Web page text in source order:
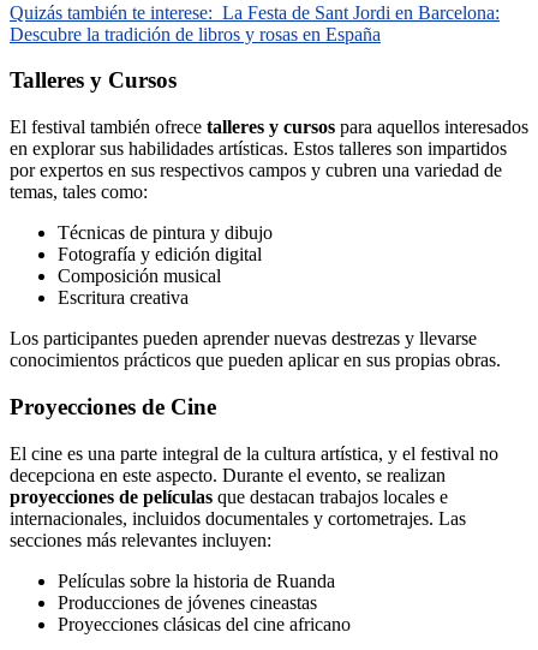
Quizás también te interese: La Festa de Sant Jordi en Barcelona:
Descubre la tradición de libros y rosas en España
Talleres y Cursos
El festival también ofrece talleres y cursos para aquellos interesados
en explorar sus habilidades artísticas. Estos talleres son impartidos
por expertos en sus respectivos campos y cubren una variedad de
temas, tales como:
Técnicas de pintura y dibujo
Fotografía y edición digital
Composición musical
Escritura creativa
Los participantes pueden aprender nuevas destrezas y llevarse
conocimientos prácticos que pueden aplicar en sus propias obras.
Proyecciones de Cine
El cine es una parte integral de la cultura artística, y el festival no
decepciona en este aspecto. Durante el evento, se realizan
proyecciones de películas que destacan trabajos locales e
internacionales, incluidos documentales y cortometrajes. Las
secciones más relevantes incluyen:
Películas sobre la historia de Ruanda
Producciones de jóvenes cineastas
Proyecciones clásicas del cine africano